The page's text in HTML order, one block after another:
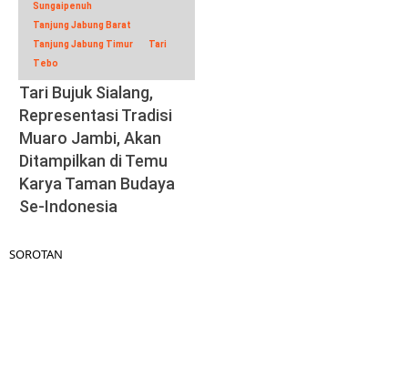
Sungaipenuh
Tanjung Jabung Barat
Tanjung Jabung Timur
Tari
Tebo
Tari Bujuk Sialang,
Representasi Tradisi
Muaro Jambi, Akan
Ditampilkan di Temu
Karya Taman Budaya
Se-Indonesia
SOROTAN